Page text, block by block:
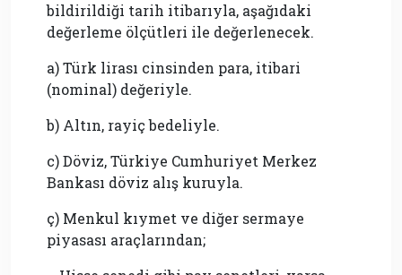
bildirildiği tarih itibarıyla, aşağıdaki
değerleme ölçütleri ile değerlenecek.
a) Türk lirası cinsinden para, itibari
(nominal) değeriyle.
b) Altın, rayiç bedeliyle.
c) Döviz, Türkiye Cumhuriyet Merkez
Bankası döviz alış kuruyla.
ç) Menkul kıymet ve diğer sermaye
piyasası araçlarından;